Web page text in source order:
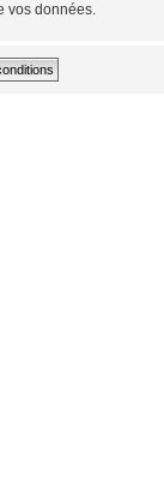
vos données.